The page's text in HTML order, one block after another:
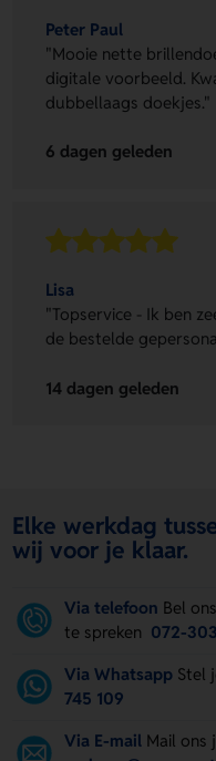
Peter Paul
"Mooie nette
digitale voorbeeld.
dubbellaags doekjes."
6 dagen geleden
Lisa
"Topservice - Ik ben
de bestelde
14 dagen geleden
Elke werkdag
wij voor je klaar.
Via telefoon Bel
te spreken 072-
Via Whatsapp Stel
745 109
Via E-mail Mail ons